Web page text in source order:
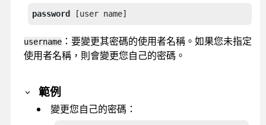
password [user name]
username ：要變更其密碼的使用者名稱。如果您未指定
使用者名稱，則會變更您自己的密碼。
範例
變更您自己的密碼：